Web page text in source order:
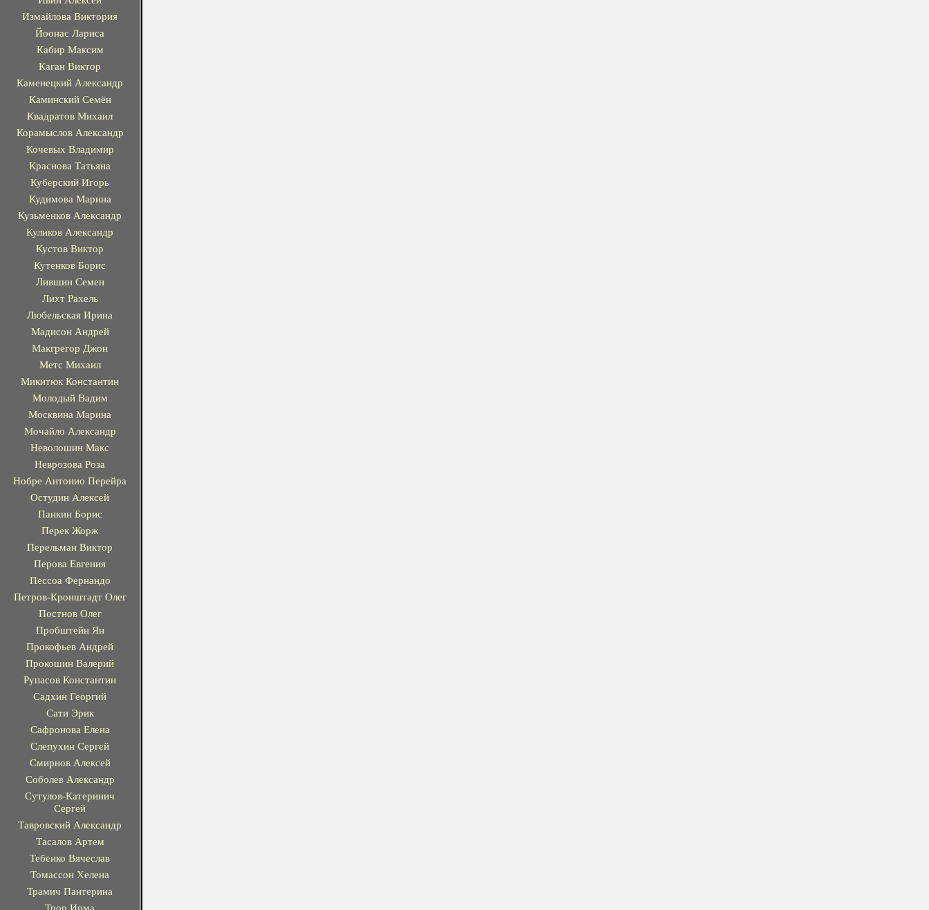
Измайлова Виктория
Йоонас Лариса
Кабир Максим
Каган Виктор
Каменецкий Александр
Каминский Семён
Квадратов Михаил
Корамыслов Александр
Кочевых Владимир
Краснова Татьяна
Куберский Игорь
Кудимова Марина
Кузьменков Александр
Куликов Александр
Кустов Виктор
Кутенков Борис
Лившин Семен
Лихт Рахель
Любельская Ирина
Мадисон Андрей
Макгрегор Джон
Метс Михаил
Микитюк Константин
Молодый Вадим
Москвина Марина
Мочайло Александр
Неволошин Макс
Неврозова Роза
Нобре Антонио Перейра
Остудин Алексей
Панкин Борис
Перек Жорж
Перельман Виктор
Перова Евгения
Пессоа Фернандо
Петров-Кронштадт Олег
Постнов Олег
Пробштейн Ян
Прокофьев Андрей
Прокошин Валерий
Рупасов Константин
Садхин Георгий
Сати Эрик
Сафронова Елена
Слепухин Сергей
Смирнов Алексей
Соболев Александр
Сутулов-Катеринич
Сергей
Тавровский Александр
Тасалов Артем
Тебенко Вячеслав
Томассон Хелена
Трамич Пантерина
Трор Ирма